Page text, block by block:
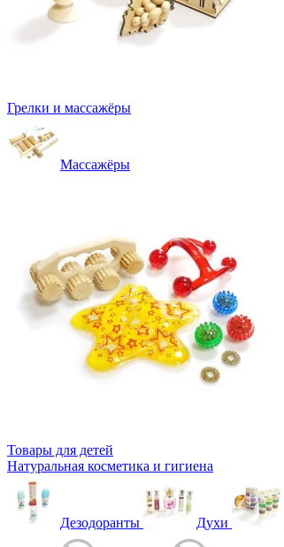
Грелки и массажёры
Массажёры
Товары для детей
Натуральная косметика и гигиена
Дезодоранты Духи